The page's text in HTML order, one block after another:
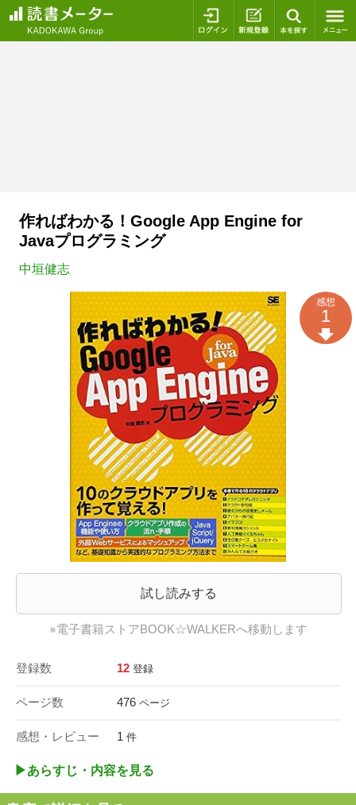
ログイン 新規登録
作ればわかる！Google App Engine for
Javaプログラミング
中垣健志
試し読みする
※電子書籍ストアBOOK☆WALKERへ移動します
登録数 12 登録
ページ数 476 ページ
感想・レビュー 1 件
感想
1
▶︎あらすじ・内容を見る